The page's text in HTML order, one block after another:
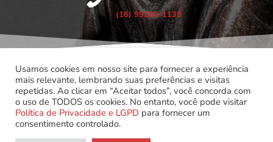
(16) 99286-1139
©Copyright 2022 – Todos os Direitos Reservados.
Associação dos Servidores do Poder Judiciário do Estado de
São Paulo.
Usamos cookies em nosso site para fornecer a experiência
mais relevante, lembrando suas preferências e visitas
repetidas. Ao clicar em “Aceitar todos”, você concorda com
o uso de TODOS os cookies. No entanto, você pode visitar
Política de Privacidade e LGPD para fornecer um
consentimento controlado.